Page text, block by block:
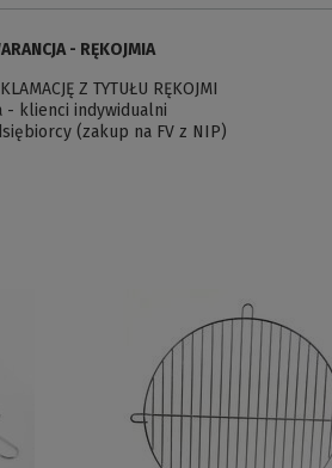
- RĘKOJMIA
Z TYTUŁU RĘKOJMI
- klienci indywidualni
(zakup na FV z NIP)